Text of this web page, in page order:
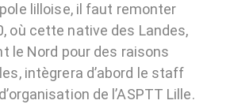
lilloise, il faut remonter
où cette native des Landes,
le Nord pour des raisons
intègrera d’abord le staff
de l’ASPTT Lille.